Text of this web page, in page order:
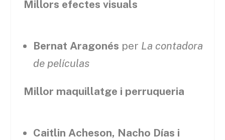
Millors efectes visuals
Bernat Aragonés per La contadora
de películas
Millor maquillatge i perruqueria
Caitlin Acheson, Nacho Días i